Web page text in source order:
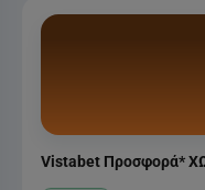
Vistabet Προσφορά*